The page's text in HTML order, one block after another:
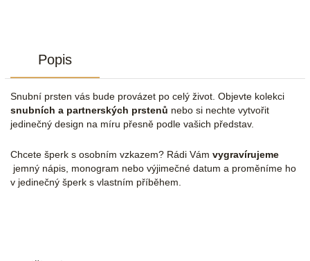
Popis
Snubní prsten vás bude provázet po celý život. Objevte kolekci
snubních a partnerských prstenů nebo si nechte vytvořit
jedinečný design na míru přesně podle vašich představ.
Chcete šperk s osobním vzkazem? Rádi Vám vygravírujeme
jemný nápis, monogram nebo výjimečné datum a proměníme ho
v jedinečný šperk s vlastním příběhem.